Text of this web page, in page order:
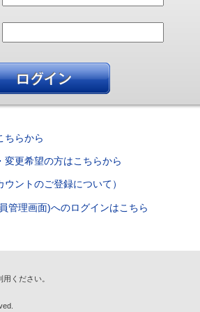
ちらから
変更希望の方はこちらから
ントのご登録について）
管理画面)へのログインはこちら
ください。